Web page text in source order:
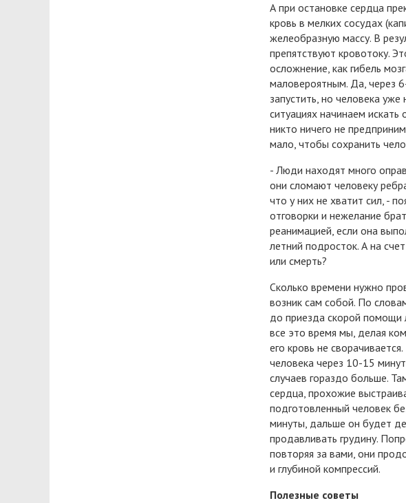
А при остановке сердца
кровь в мелких сосудах
желеобразную массу. В
препятствуют кровотоку.
осложнение, как гибель
маловероятным. Да, через
запустить, но человека
ситуациях начинаем
никто ничего не
мало, чтобы сохранить
- Люди находят много
они сломают человеку
что у них не хватит сил, -
отговорки и нежелание
реанимацией, если она
летний подросток. А на
или смерть?
Сколько времени нужно
возник сам собой. По
до приезда скорой помощи
все это время мы, делая
его кровь не
человека через 10-15
случаев гораздо больше.
сердца, прохожие
подготовленный человек
минуты, дальше он будет
продавливать грудину.
повторяя за вами, они
и глубиной компрессий.
Полезные советы